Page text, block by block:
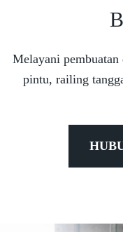
Melayani
pintu, railing